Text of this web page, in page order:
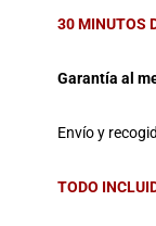
30 MINUTOS
Garantía al
Envío y
TODO